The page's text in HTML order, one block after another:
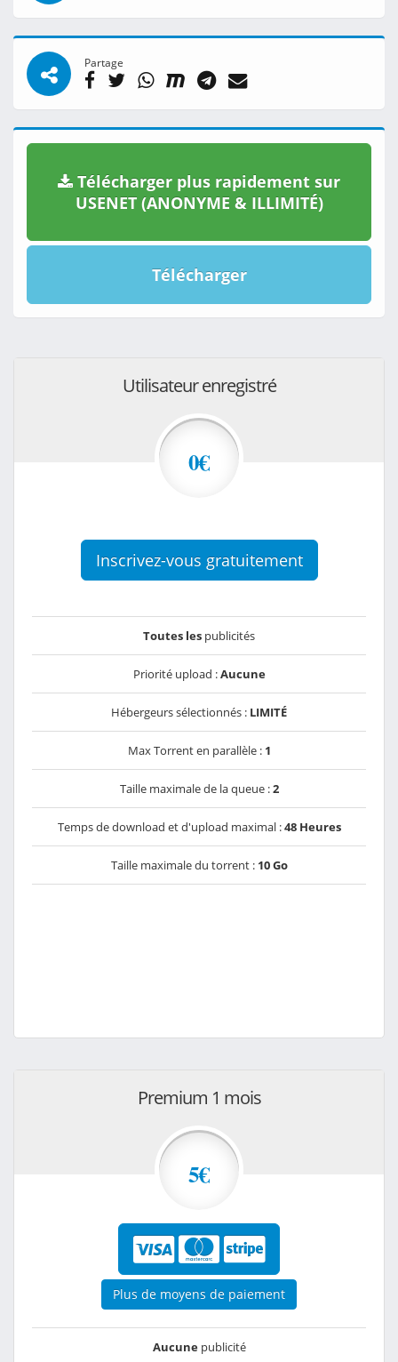
Partage
Télécharger plus rapidement sur
USENET (ANONYME & ILLIMITÉ)
Télécharger
Utilisateur enregistré
0€
Inscrivez-vous gratuitement
Toutes les publicités
Priorité upload :Aucune
Hébergeurs sélectionnés : LIMITÉ
Max Torrent en parallèle : 1
Taille maximale de la queue :2
Temps de download et d'upload maximal :48 Heures
Taille maximale du torrent : 10 Go
Premium 1 mois
5€
Plus de moyens de paiement
Aucunepublicité